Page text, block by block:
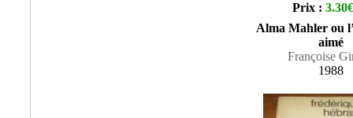
Prix : 3.30€
Alma Mahler ou
aimé
Françoise
1988